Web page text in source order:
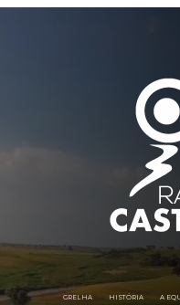
GRELHA HISTÓRIA A